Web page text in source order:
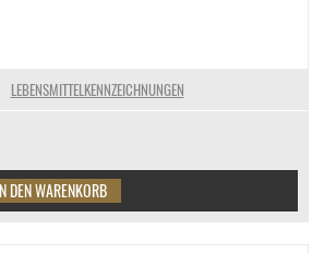
LEBENSMITTELKENNZEICHNUNGEN